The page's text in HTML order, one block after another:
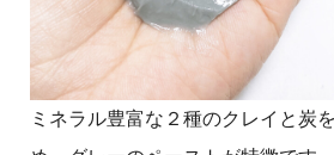
ミネラル豊富な２種のクレイと炭